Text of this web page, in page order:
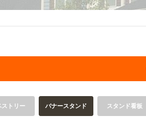
ー・教養 娯楽
ストリー バナースタンド スタンド看板